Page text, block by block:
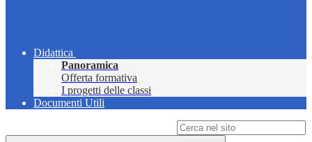
Didattica
Panoramica
Offerta formativa
I progetti delle classi
Documenti Utili